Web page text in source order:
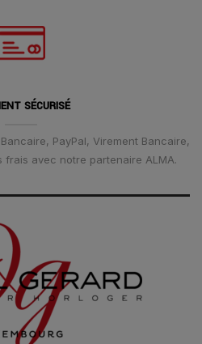
SÉCURISÉ
PayPal, Virement Bancaire,
frais avec notre partenaire ALMA.